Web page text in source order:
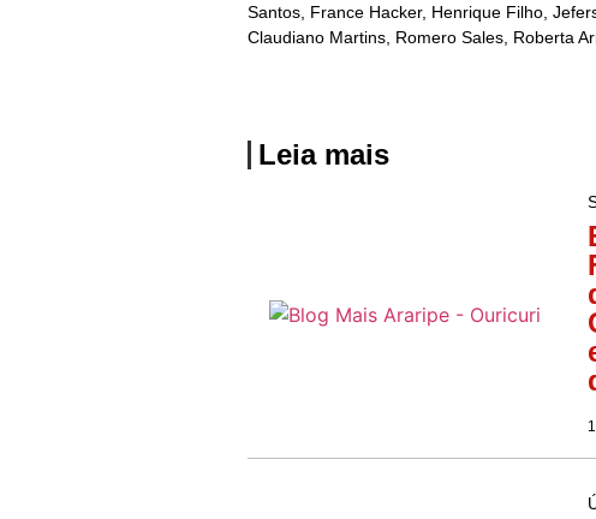
Santos, France Hacker, Henrique Filho,
Claudiano Martins, Romero Sales, Roberta
Leia mais